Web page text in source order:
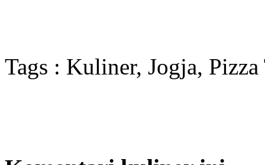
Tags : Kuliner, Jogja,